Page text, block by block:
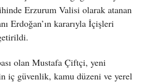
Erzurum Valisi olarak atanan
Erdoğan’ın kararıyla İçişleri
olan Mustafa Çiftçi, yeni
iç güvenlik, kamu düzeni ve yerel